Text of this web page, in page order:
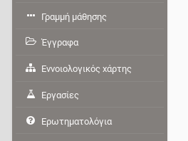
Γραμμή μάθησης
Έγγραφα
Εννοιολογικός χάρτης
Εργασίες
Ερωτηματολόγια